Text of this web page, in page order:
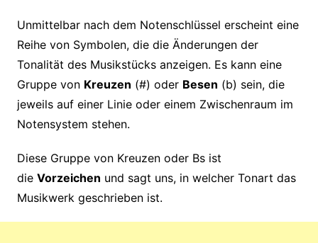
Unmittelbar nach dem Notenschlüssel erscheint eine
Reihe von Symbolen, die die Änderungen der
Tonalität des Musikstücks anzeigen. Es kann eine
Gruppe von Kreuzen (#) oder Besen (b) sein, die
jeweils auf einer Linie oder einem Zwischenraum im
Notensystem stehen.
Diese Gruppe von Kreuzen oder Bs ist
die Vorzeichen und sagt uns, in welcher Tonart das
Musikwerk geschrieben ist.